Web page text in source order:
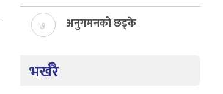
७ अनुगमनको छड्के
भर्खरै